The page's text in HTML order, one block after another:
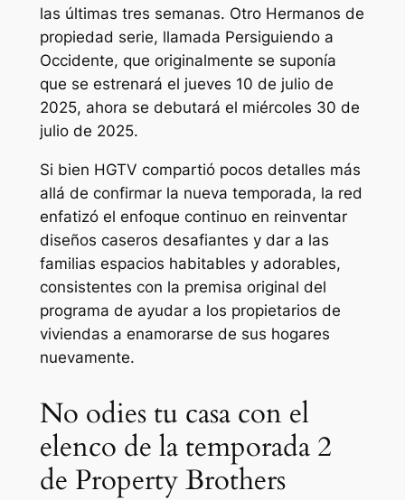
las últimas tres semanas. Otro Hermanos de
propiedad serie, llamada Persiguiendo a
Occidente, que originalmente se suponía
que se estrenará el jueves 10 de julio de
2025, ahora se debutará el miércoles 30 de
julio de 2025.
Si bien HGTV compartió pocos detalles más
allá de confirmar la nueva temporada, la red
enfatizó el enfoque continuo en reinventar
diseños caseros desafiantes y dar a las
familias espacios habitables y adorables,
consistentes con la premisa original del
programa de ayudar a los propietarios de
viviendas a enamorarse de sus hogares
nuevamente.
No odies tu casa con el
elenco de la temporada 2
de Property Brothers